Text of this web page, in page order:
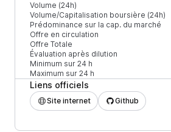
Volume (24h)
Volume/Capitalisation boursière (24h)
Prédominance sur la cap. du marché
Offre en circulation
Offre Totale
Évaluation après dilution
Minimum sur 24 h
Maximum sur 24 h
Liens officiels
Site internet Github